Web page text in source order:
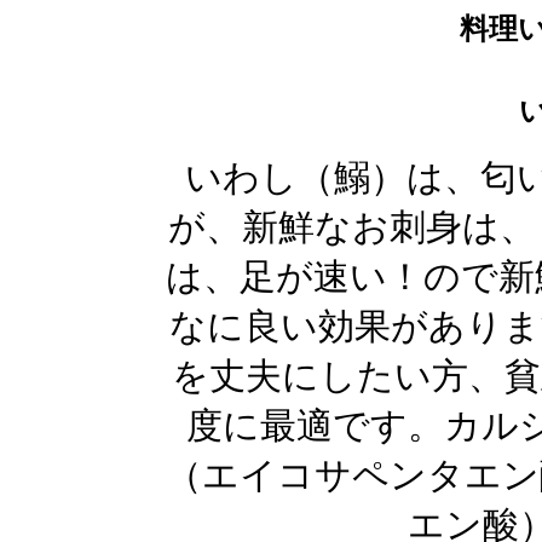
料理
いわし（鰯）は、匂
が、新鮮なお刺身は
は、足が速い！ので
なに良い効果があり
を丈夫にしたい方、
度に最適です。カル
（エイコサペンタエ
エン酸